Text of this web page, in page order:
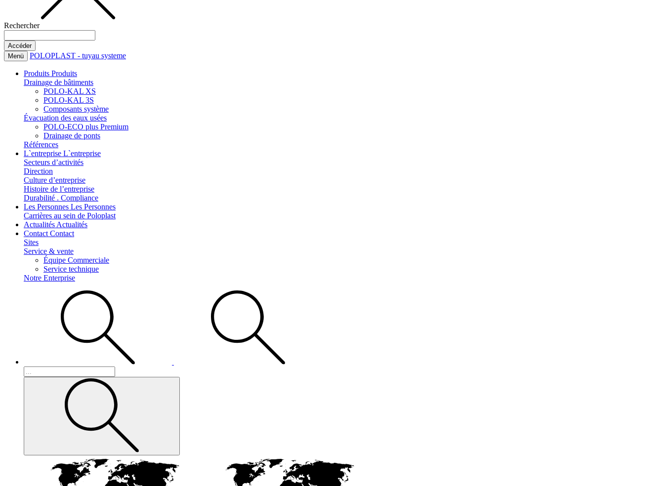
Rechercher
Menü POLOPLAST - tuyau systeme
Produits Produits
Drainage de bâtiments
POLO-KAL XS
POLO-KAL 3S
Composants système
Évacuation des eaux usées
POLO-ECO plus Premium
Drainage de ponts
Références
L`entreprise L`entreprise
Secteurs d’activités
Direction
Culture d’entreprise
Histoire de l’entreprise
Durabilité . Compliance
Les Personnes Les Personnes
Carrières au sein de Poloplast
Actualités Actualités
Contact Contact
Sites
Service & vente
Équipe Commerciale
Service technique
Notre Enterprise